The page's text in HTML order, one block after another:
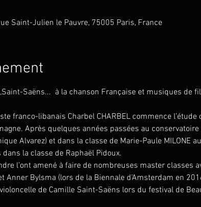
Saint-Julien le Pauvre, 75005 Paris, France
Saëns...  à la chanson Française et musiques de
franco-libanais Charbel CHARBEL commence
Après quelques années passées au conservatoire
Alvarez) et dans la classe de Marie-Paule MILONE
la classe de Raphaël Pidoux.
l’ont amené à faire de nombreuses master classes
Anner Bylsma (lors de la Biennale d’Amsterdam en
de Camille Saint-Saëns lors du festival de